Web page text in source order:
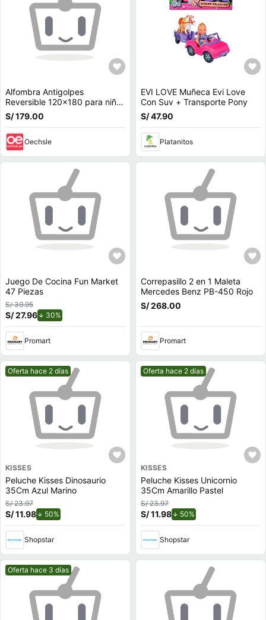
Alfombra Antigolpes
Reversible 120x180 para niños
-JUNGLA- Verde JUNGLA-
001
S/ 179.00
Oechsle
EVI LOVE Muñeca Evi Love
Con Suv + Transporte Pony
S/ 47.90
Platanitos
Juego De Cocina Fun Market
47 Piezas
S/ 39.95
S/ 27.96 30%
Promart
Correpasillo 2 en 1 Maleta
Mercedes Benz PB-450 Rojo
S/ 268.00
Promart
Mejor precio.
Oferta hace 2 días
KISSES
Peluche Kisses Dinosaurio
35Cm Azul Marino
S/ 23.97
S/ 11.98 50%
Shopstar
Mejor precio.
Oferta hace 2 días
KISSES
Peluche Kisses Unicornio
35Cm Amarillo Pastel
S/ 23.97
S/ 11.98 50%
Shopstar
Mejor precio.
Oferta hace 3 días